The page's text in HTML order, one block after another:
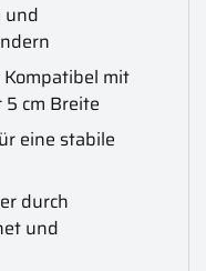
und
Kompatibel mit
cm Breite
eine stabile
durch
und